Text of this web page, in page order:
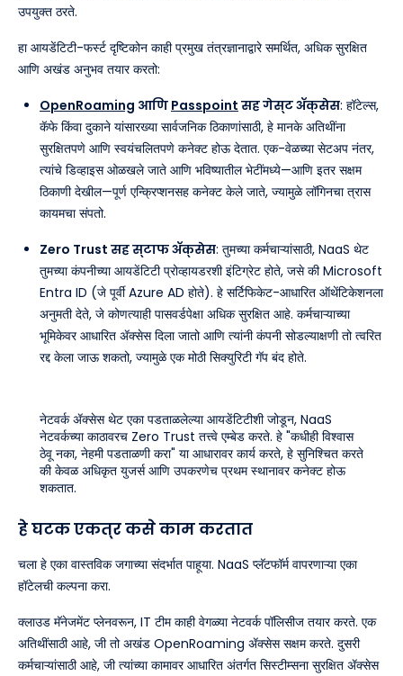
उपयुक्त ठरते.
हा आयडेंटिटी-फर्स्ट दृष्टिकोन काही प्रमुख तंत्रज्ञानाद्वारे समर्थित, अधिक सुरक्षित
आणि अखंड अनुभव तयार करतो:
OpenRoaming आणि Passpoint सह गेस्ट ॲक्सेस: हॉटेल्स,
कॅफे किंवा दुकाने यांसारख्या सार्वजनिक ठिकाणांसाठी, हे मानके अतिथींना
सुरक्षितपणे आणि स्वयंचलितपणे कनेक्ट होऊ देतात. एक-वेळच्या सेटअप नंतर,
त्यांचे डिव्हाइस ओळखले जाते आणि भविष्यातील भेटींमध्ये—आणि इतर सक्षम
ठिकाणी देखील—पूर्ण एन्क्रिप्शनसह कनेक्ट केले जाते, ज्यामुळे लॉगिनचा त्रास
कायमचा संपतो.
Zero Trust सह स्टाफ ॲक्सेस: तुमच्या कर्मचाऱ्यांसाठी, NaaS थेट
तुमच्या कंपनीच्या आयडेंटिटी प्रोव्हायडरशी इंटिग्रेट होते, जसे की Microsoft
Entra ID (जे पूर्वी Azure AD होते). हे सर्टिफिकेट-आधारित ऑथेंटिकेशनला
अनुमती देते, जे कोणत्याही पासवर्डपेक्षा अधिक सुरक्षित आहे. कर्मचाऱ्याच्या
भूमिकेवर आधारित ॲक्सेस दिला जातो आणि त्यांनी कंपनी सोडल्याक्षणी तो त्वरित
रद्द केला जाऊ शकतो, ज्यामुळे एक मोठी सिक्युरिटी गॅप बंद होते.
नेटवर्क ॲक्सेस थेट एका पडताळलेल्या आयडेंटिटीशी जोडून, NaaS
नेटवर्कच्या काठावरच Zero Trust तत्त्वे एम्बेड करते. हे "कधीही विश्वास
ठेवू नका, नेहमी पडताळणी करा" या आधारावर कार्य करते, हे सुनिश्चित करते
की केवळ अधिकृत युजर्स आणि उपकरणेच प्रथम स्थानावर कनेक्ट होऊ
शकतात.
हे घटक एकत्र कसे काम करतात
चला हे एका वास्तविक जगाच्या संदर्भात पाहूया. NaaS प्लॅटफॉर्म वापरणाऱ्या एका
हॉटेलची कल्पना करा.
क्लाउड मॅनेजमेंट प्लेनवरून, IT टीम काही वेगळ्या नेटवर्क पॉलिसीज तयार करते. एक
अतिथींसाठी आहे, जी तो अखंड OpenRoaming ॲक्सेस सक्षम करते. दुसरी
कर्मचाऱ्यांसाठी आहे, जी त्यांच्या कामावर आधारित अंतर्गत सिस्टीम्सना सुरक्षित ॲक्सेस